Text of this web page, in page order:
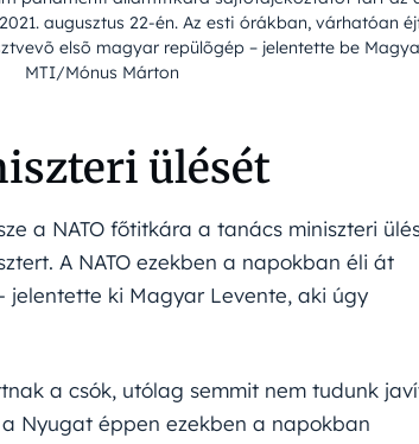
augusztus 22-én. Az esti órákban, várhatóan
elsõ magyar repülõgép – jelentette be
MTI/Mónus Márton
ülését
a NATO főtitkára a tanács miniszteri
A NATO ezekben a napokban éli át
jelentette ki Magyar Levente, aki úgy
a csók, utólag semmit nem tudunk
Nyugat éppen ezekben a napokban